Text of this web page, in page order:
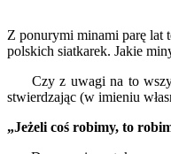
Z ponurymi minami parę lat
polskich siatkarek. Jakie
Czy z uwagi na to
stwierdzając (w imieniu
„Jeżeli coś robimy, to